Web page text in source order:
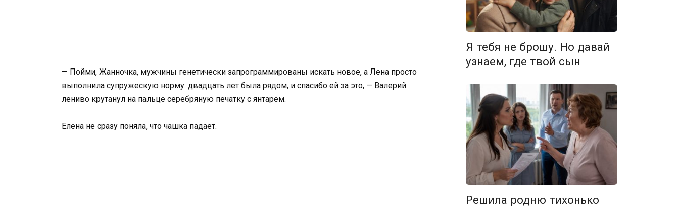
— Пойми, Жанночка, мужчины генетически запрограммированы искать новое, а Лена просто
выполнила супружескую норму: двадцать лет была рядом, и спасибо ей за это, — Валерий
лениво крутанул на пальце серебряную печатку с янтарём.
Елена не сразу поняла, что чашка падает.
Я тебя не брошу. Но давай
узнаем, где твой сын
Решила родню тихонько